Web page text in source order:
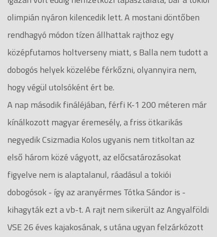
olimpián nyáron kilencedik lett. A mostani döntőben
rendhagyó módon tízen állhattak rajthoz egy
középfutamos holtverseny miatt, s Balla nem tudott a
dobogós helyek közelébe férkőzni, olyannyira nem,
hogy végül utolsóként ért be.
A nap második fináléjában, férfi K-1 200 méteren már
kínálkozott magyar éremesély, a friss ötkarikás
negyedik Csizmadia Kolos ugyanis nem titkoltan az
első három közé vágyott, az előcsatározásokat
figyelve nem is alaptalanul, ráadásul a tokiói
dobogósok - így az aranyérmes Tótka Sándor is -
kihagyták ezt a vb-t. A rajt nem sikerült az Angyalföldi
VSE 26 éves kajakosának, s utána ugyan felzárkózott